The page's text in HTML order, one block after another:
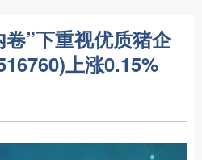
”下重视优质猪企
上涨0.15%